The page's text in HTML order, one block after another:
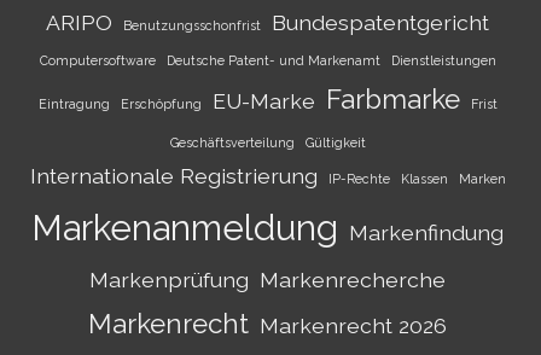
ARIPO Benutzungsschonfrist Bundespatentgericht
Computersoftware Deutsche Patent- und Markenamt Dienstleistungen
Eintragung Erschöpfung EU-Marke Farbmarke Frist
Geschäftsverteilung Gültigkeit
Internationale Registrierung IP-Rechte Klassen Marken
Markenanmeldung Markenfindung
Markenprüfung Markenrecherche
Markenrecht Markenrecht 2026